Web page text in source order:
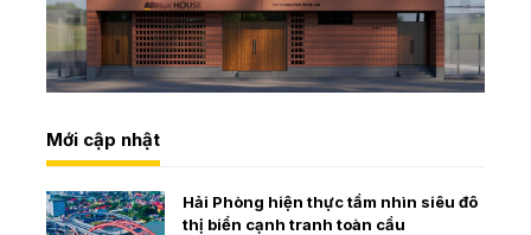
Mới cập nhật
Hải Phòng hiện thực tầm nhìn siêu đô
thị biển cạnh tranh toàn cầu